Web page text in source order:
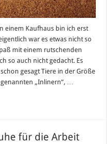
einem Kaufhaus bin ich erst
war es etwas nicht so
mit einem rutschenden
so auch nicht gedacht. Es
gesagt Tiere in der Größe
„Inlinern“, …
für die Arbeit